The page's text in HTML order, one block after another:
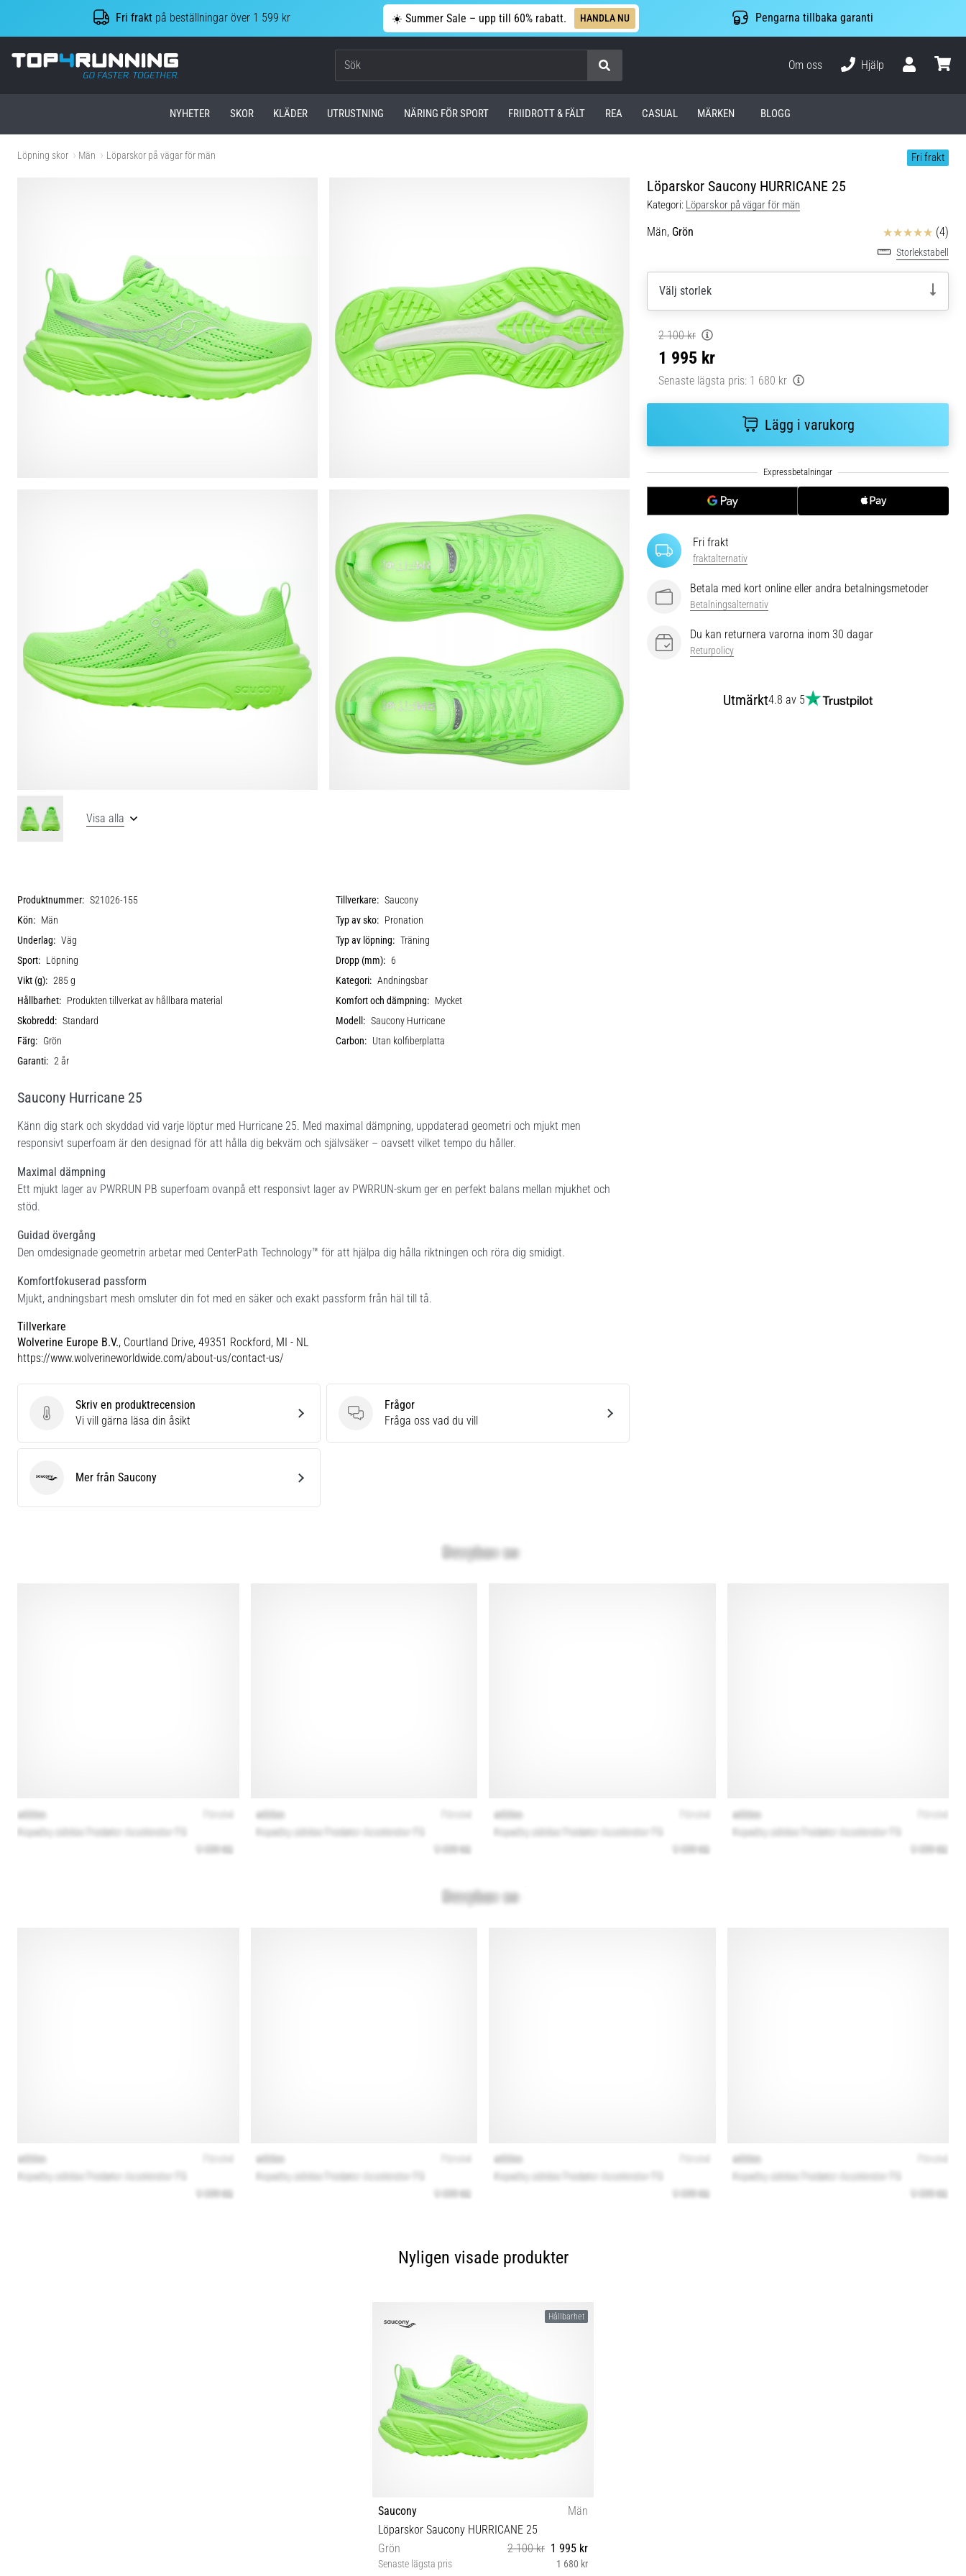
Fri frakt på beställningar över 1 599 kr ☀️ Summer Sale – upp till 60% rabatt. HANDLA NU Pengarna tillbaka garanti
Top4Running.se
Om oss
Hjälp
NYHETER SKOR KLÄDER UTRUSTNING NÄRING FÖR SPORT FRIIDROTT & FÄLT REA CASUAL MÄRKEN BLOGG
Löpning skor Män Löparskor på vägar för män Fri frakt
Löparskor Saucony HURRICANE 25
Kategori: Löparskor på vägar för män
Män, Grön Recensioner (4)
Storlekstabell
Välj storlek
2 100 kr
1 995 kr
Senaste lägsta pris: 1 680 kr
Lägg i varukorg
Fri frakt
fraktalternativ
Betala med kort online eller andra betalningsmetoder
Betalningsalternativ
Du kan returnera varorna inom 30 dagar
Returpolicy
Utmärkt4.8 av 5
Visa alla
Produktnummer: S21026-155 Tillverkare: Saucony
Kön: Män Typ av sko: Pronation
Underlag: Väg Typ av löpning: Träning
Sport: Löpning Dropp (mm): 6
Vikt (g): 285 g Kategori: Andningsbar
Hållbarhet: Produkten tillverkat av hållbara material Komfort och dämpning: Mycket
Skobredd: Standard Modell: Saucony Hurricane
Färg: Grön Carbon: Utan kolfiberplatta
Garanti: 2 år
Saucony Hurricane 25
Känn dig stark och skyddad vid varje löptur med Hurricane 25. Med maximal dämpning, uppdaterad geometri och mjukt men
responsivt superfoam är den designad för att hålla dig bekväm och självsäker – oavsett vilket tempo du håller.
Maximal dämpning
Ett mjukt lager av PWRRUN PB superfoam ovanpå ett responsivt lager av PWRRUN-skum ger en perfekt balans mellan mjukhet och
stöd.
Guidad övergång
Den omdesignade geometrin arbetar med CenterPath Technology™ för att hjälpa dig hålla riktningen och röra dig smidigt.
Komfortfokuserad passform
Mjukt, andningsbart mesh omsluter din fot med en säker och exakt passform från häl till tå.
Tillverkare
Wolverine Europe B.V., Courtland Drive, 49351 Rockford, MI - NL
https://www.wolverineworldwide.com/about-us/contact-us/
Skriv en produktrecension
Skriv en produktrecension
Vi vill gärna läsa din åsikt
Frågor
Frågor
Fråga oss vad du vill
SauconyMer från Saucony
Nyligen visade produkter
Hållbarhet
Saucony
Män
Löparskor Saucony HURRICANE 25
Grön
2 100 kr 1 995 kr
Senaste lägsta pris 1 680 kr